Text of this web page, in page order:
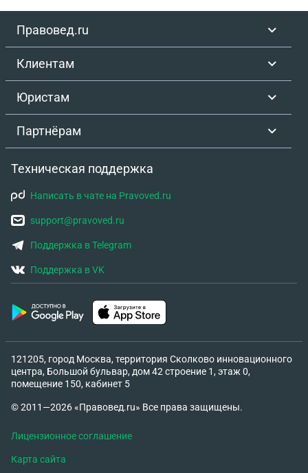
Правовед.ru
Клиентам
Юристам
Партнёрам
Техническая поддержка
Написать в чате на Pravoved.ru
support@pravoved.ru
Поддержка в Telegram
Поддержка в VK
121205, город Москва, территория Сколково инновационного
центра, Большой бульвар, дом 42 строение 1, этаж 0,
помещение 150, кабинет 5
© 2011—2026 «Правовед.ru» Все права защищены.
Лицензионное соглашение
Карта сайта